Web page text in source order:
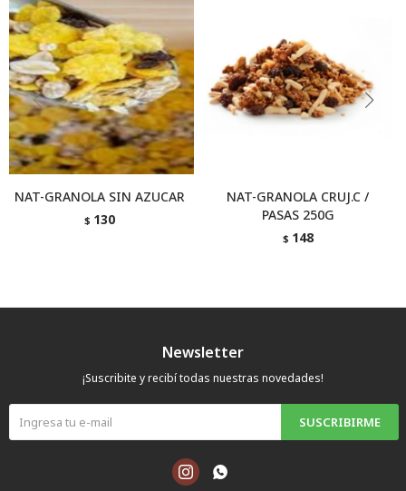
NAT-GRANOLA SIN AZUCAR
$ 130
NAT-GRANOLA CRUJ.C /
PASAS 250G
$ 148
Newsletter
¡Suscribite y recibí todas nuestras novedades!
SUSCRIBIRME
 